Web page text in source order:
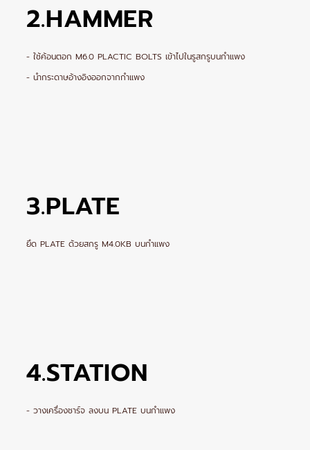
2.HAMMER
- ใช้ค้อนตอก M6.0 PLACTIC BOLTS เข้าไปในรูสกรูบนกำแพง
- นำกระดาษอ้างอิงออกจากกำแพง
3.PLATE
ยึด PLATE ด้วยสกรู M4.0KB บนกำแพง
4.STATION
- วางเครื่องชาร์จ ลงบน PLATE บนกำแพง